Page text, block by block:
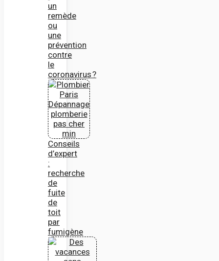
un
remède
ou
une
prévention
contre
le
coronavirus ?
Conseils
d’expert
:
recherche
de
fuite
de
toit
par
fumigène